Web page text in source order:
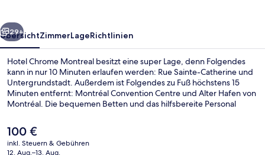
Weiter
29+
ÜbersichtZimmerLageRichtlinien
Hotel Chrome Montreal besitzt eine super Lage, denn Folgendes
kann in nur 10 Minuten erlaufen werden: Rue Sainte-Catherine und
Untergrundstadt. Außerdem ist Folgendes zu Fuß höchstens 15
Minuten entfernt: Montréal Convention Centre und Alter Hafen von
Montréal. Die bequemen Betten und das hilfsbereite Personal
ist nur einen kurzen Fußmarsch von den öffentlichen
Verkehrsmitteln entfernt: Zur U-Bahn läuft man 4 Minuten (Station
Champ-de-Mars) bzw. 6 Minuten (Station Berri-UQAM).
Der
aktuelle
Preis
100 €
inkl. Steuern & Gebühren
12. Aug.–13. Aug.